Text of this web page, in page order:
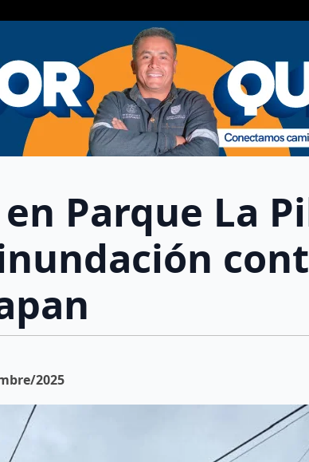
Parque La
2025